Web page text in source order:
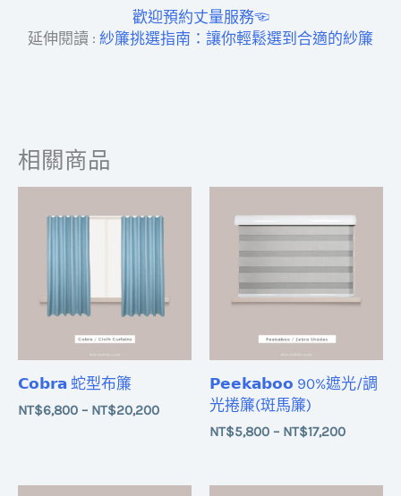
歡迎預約丈量服務☜
延伸閱讀 : 紗簾挑選指南：讓你輕鬆選到合適的紗簾
相關商品
𝗖𝗼𝗯𝗿𝗮 蛇型布簾
NT$6,800 – NT$20,200
𝗣𝗲𝗲𝗸𝗮𝗯𝗼𝗼 90%遮光/調
光捲簾(斑馬簾)
NT$5,800 – NT$17,200
範
圍：
到